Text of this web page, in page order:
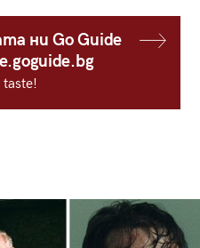
ни Go Guide